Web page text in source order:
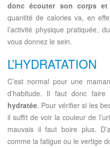
donc écouter son corps
quantité de calories va, en
l’activité physique pratiquée,
vous donnez le sein.
L’HYDRATATION
C’est normal pour une
d’habitude. Il faut donc faire
hydratée. Pour vérifier si les
il suffit de voir la couleur de
mauvais il faut boire plus.
comme la fatigue ou le vertige